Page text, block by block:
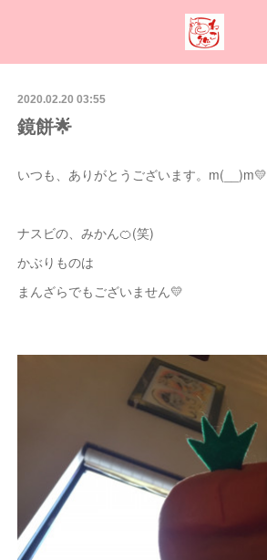
2020.02.20 03:55
鏡餅🌟
いつも、ありがとうございます。m(__)m💛
ナスビの、みかん🍊(笑)
かぶりものは
まんざらでもございません💛